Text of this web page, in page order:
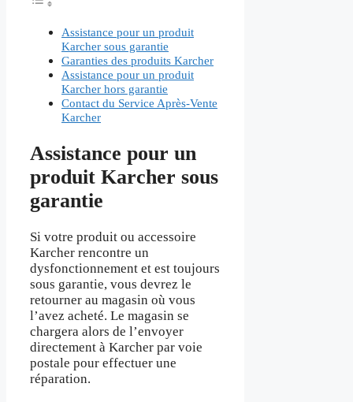
Assistance pour un produit
Karcher sous garantie
Garanties des produits Karcher
Assistance pour un produit
Karcher hors garantie
Contact du Service Après-Vente
Karcher
Assistance pour un
produit Karcher sous
garantie
Si votre produit ou accessoire
Karcher rencontre un
dysfonctionnement et est toujours
sous garantie, vous devrez le
retourner au magasin où vous
l’avez acheté. Le magasin se
chargera alors de l’envoyer
directement à Karcher par voie
postale pour effectuer une
réparation.